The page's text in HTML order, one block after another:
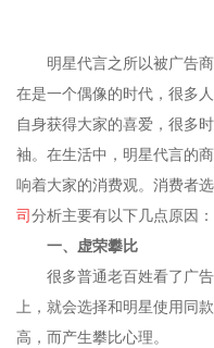
明星代言之所以被广告商
在是一个偶像的时代，很多
自身获得大家的喜爱，很多
袖。在生活中，明星代言的
响着大家的消费观。消费者
司分析主要有以下几点原因：
一、虚荣攀比
很多普通老百姓看了广告
上，就会选择和明星使用同
高，而产生攀比心理。